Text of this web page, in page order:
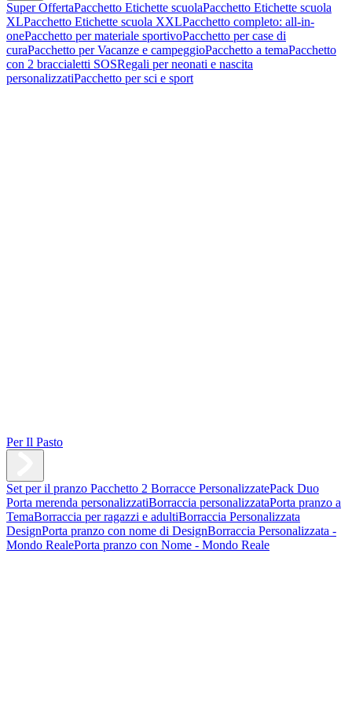
Super OffertaPacchetto Etichette scuolaPacchetto Etichette scuola
XLPacchetto Etichette scuola XXLPacchetto completo: all-in-
onePacchetto per materiale sportivoPacchetto per case di
curaPacchetto per Vacanze e campeggioPacchetto a temaPacchetto
con 2 braccialetti SOSRegali per neonati e nascita
personalizzatiPacchetto per sci e sport
Per Il Pasto
Set per il pranzo Pacchetto 2 Borracce PersonalizzatePack Duo
Porta merenda personalizzatiBorraccia personalizzataPorta pranzo a
TemaBorraccia per ragazzi e adultiBorraccia Personalizzata
DesignPorta pranzo con nome di DesignBorraccia Personalizzata -
Mondo RealePorta pranzo con Nome - Mondo Reale